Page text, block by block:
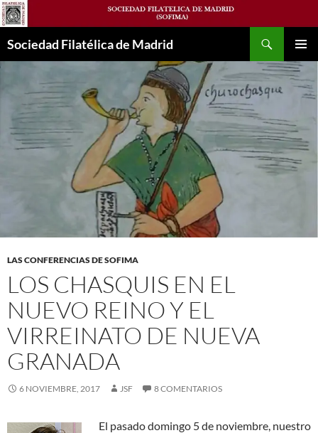
Saltar
al
contenido
Sociedad Filatélica de Madrid
MENÚ
LAS CONFERENCIAS DE SOFIMA
LOS CHASQUIS EN EL
NUEVO REINO Y EL
VIRREINATO DE NUEVA
GRANADA
6 NOVIEMBRE, 2017 JSF 8 COMENTARIOS
El pasado domingo 5 de noviembre, nuestro